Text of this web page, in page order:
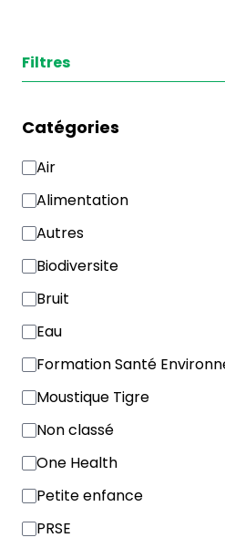
Filtres
Catégories
Air
Alimentation
Autres
Biodiversite
Bruit
Eau
Formation Santé
Moustique Tigre
Non classé
One Health
Petite enfance
PRSE